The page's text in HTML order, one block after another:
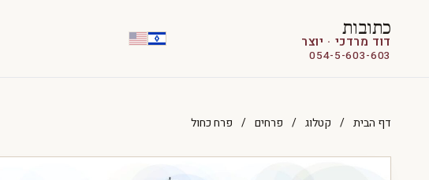
כתובות
דוד מרדכי · יוצר
054-5-603-603
דף הבית / קטלוג / פרחים / פרח כחול